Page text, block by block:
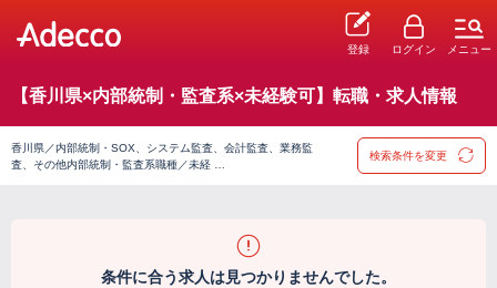
登録 ログイン メニュー
【香川県×内部統制・監査系×未経験可】転職・求人情報
香川県／内部統制・SOX、システム監査、会計監査、業務監
査、その他内部統制・監査系職種／未経 …
検索条件を変更
条件に合う求人は見つかりませんでした。